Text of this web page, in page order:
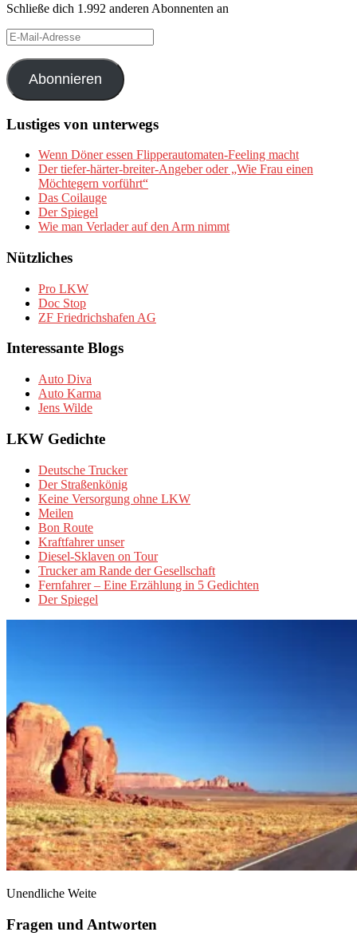
Schließe dich 1.992 anderen Abonnenten an
E-
Mail-
Adresse
Abonnieren
Lustiges von unterwegs
Wenn Döner essen Flipperautomaten-Feeling macht
Der tiefer-härter-breiter-Angeber oder „Wie Frau einen
Möchtegern vorführt“
Das Coilauge
Der Spiegel
Wie man Verlader auf den Arm nimmt
Nützliches
Pro LKW
Doc Stop
ZF Friedrichshafen AG
Interessante Blogs
Auto Diva
Auto Karma
Jens Wilde
LKW Gedichte
Deutsche Trucker
Der Straßenkönig
Keine Versorgung ohne LKW
Meilen
Bon Route
Kraftfahrer unser
Diesel-Sklaven on Tour
Trucker am Rande der Gesellschaft
Fernfahrer – Eine Erzählung in 5 Gedichten
Der Spiegel
Unendliche Weite
Fragen und Antworten